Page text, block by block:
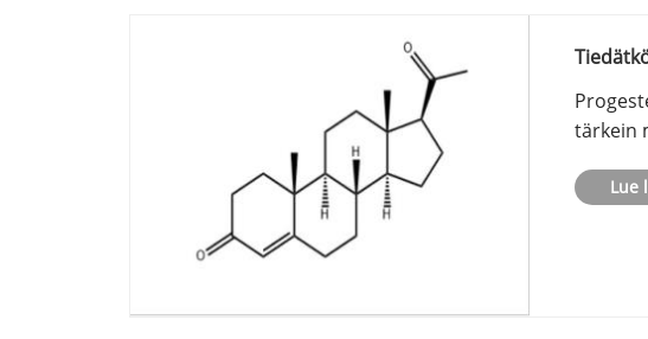
tärkein
Lue